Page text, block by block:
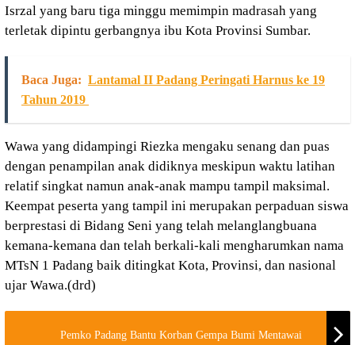
Isrzal yang baru tiga minggu memimpin madrasah yang
terletak dipintu gerbangnya ibu Kota Provinsi Sumbar.
Baca Juga: Lantamal II Padang Peringati Harnus ke 19
Tahun 2019
Wawa yang didampingi Riezka mengaku senang dan puas
dengan penampilan anak didiknya meskipun waktu latihan
relatif singkat namun anak-anak mampu tampil maksimal.
Keempat peserta yang tampil ini merupakan perpaduan siswa
berprestasi di Bidang Seni yang telah melanglangbuana
kemana-kemana dan telah berkali-kali mengharumkan nama
MTsN 1 Padang baik ditingkat Kota, Provinsi, dan nasional
ujar Wawa.(drd)
Pemko Padang Bantu Korban Gempa Bumi Mentawai